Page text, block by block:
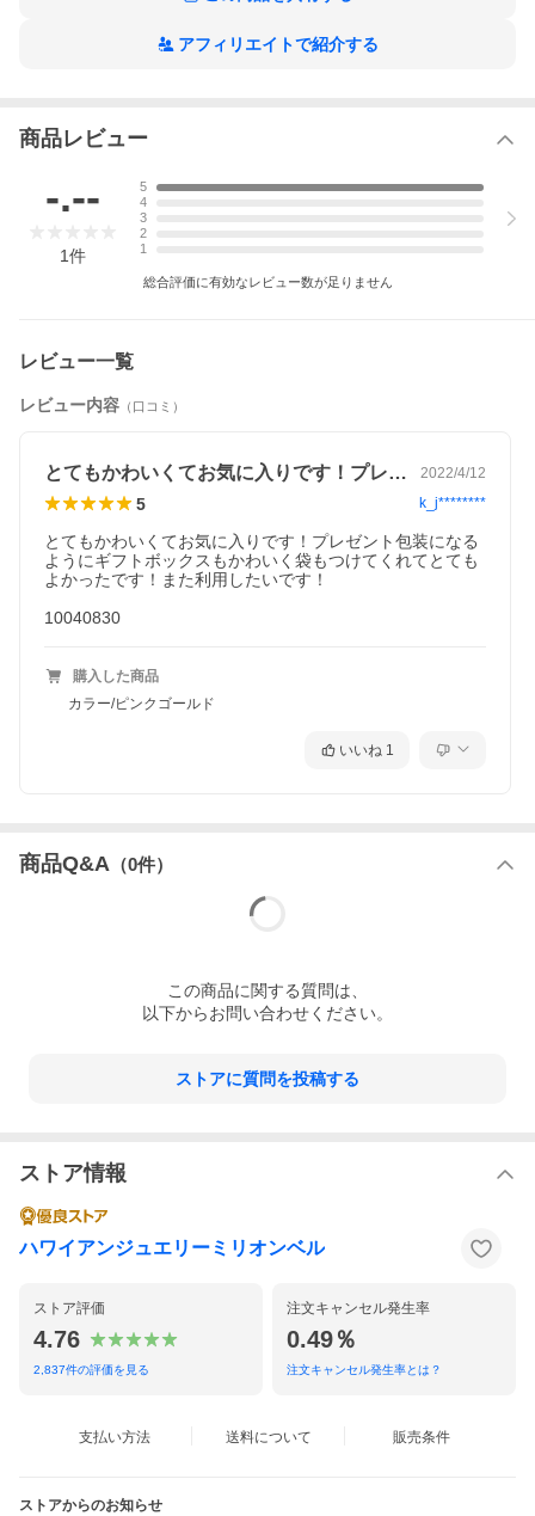
チェーンを4.5cmまで延長・長さ調節できるアジャスター(K18)を
ムコーティングを施しています。
1.1g※40cmチェーンの場合
ペンダントトップからチェーンを抜くことはできません。
TEL：03-6743-0938
営業時間：10：00から17：00【土日祝を除く】
ホワイトデー 母の日 女性 彼女 妻 レディース
アフィリエイトで紹介する
商品レビュー
-.--
1件
5
4
3
2
1
総合評価に有効なレビュー数が足りません
レビュー一覧
レビュー内容 （口コミ）
とてもかわいくてお気に入りです！プレゼ… 2022/4/12
5 k_j********
とてもかわいくてお気に入りです！プレゼント包装になる
ようにギフトボックスもかわいく袋もつけてくれてとても
よかったです！また利用したいです！
10040830
購入した商品
カラー/ピンクゴールド
いいね 1
商品Q&A （0件）
この商品に関する質問は、
以下からお問い合わせください。
ストアに質問を投稿する
ストア情報
ハワイアンジュエリーミリオンベル
ストア評価
4.76
2,837件の評価を見る
注文キャンセル発生率
0.49％
注文キャンセル発生率とは？
支払い方法 送料について 販売条件
ストアからのお知らせ